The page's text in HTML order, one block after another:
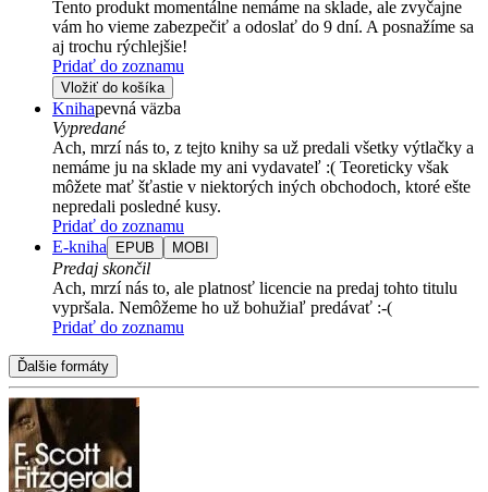
Tento produkt momentálne nemáme na sklade, ale zvyčajne
vám ho vieme zabezpečiť a odoslať do 9 dní. A posnažíme sa
aj trochu rýchlejšie!
Pridať do zoznamu
Vložiť do košíka
Knihapevná väzba
Vypredané
Ach, mrzí nás to, z tejto knihy sa už predali všetky výtlačky a
nemáme ju na sklade my ani vydavateľ :( Teoreticky však
môžete mať šťastie v niektorých iných obchodoch, ktoré ešte
nepredali posledné kusy.
Pridať do zoznamu
E-kniha
EPUB MOBI
Predaj skončil
Ach, mrzí nás to, ale platnosť licencie na predaj tohto titulu
vypršala. Nemôžeme ho už bohužiaľ predávať :-(
Pridať do zoznamu
Ďalšie formáty